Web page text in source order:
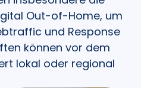
Out-of-Home, um
und Response
können vor dem
lokal oder regional